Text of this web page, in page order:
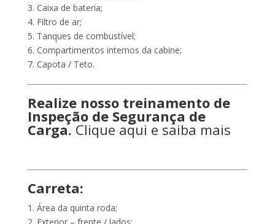
3. Caixa de bateria;
4. Filtro de ar;
5. Tanques de combustível;
6. Compartimentos internos da cabine;
7. Capota / Teto.
Realize nosso treinamento de
Inspeção de Segurança de
Carga. Clique aqui e saiba mais
Carreta:
1. Área da quinta roda;